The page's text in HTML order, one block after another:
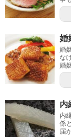
婚
婚
な
婚
内
内
係
届